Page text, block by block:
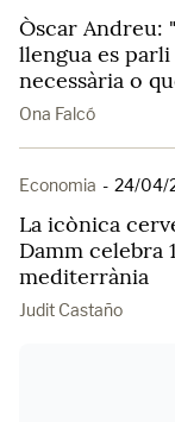
Òscar Andreu:
llengua es
necessària o
Ona Falcó
Economia - 24/04/
La icònica
Damm celebra
mediterrània
Judit Castaño